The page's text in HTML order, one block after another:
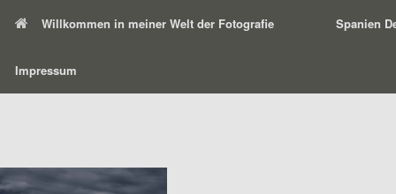
Willkommen in meiner Welt der Fotografie Spanien
Impressum